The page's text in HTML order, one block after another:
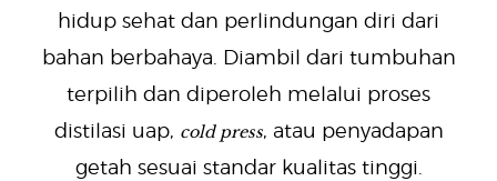
hidup sehat dan perlindungan diri dari
bahan berbahaya. Diambil dari tumbuhan
terpilih dan diperoleh melalui proses
distilasi uap, cold press, atau penyadapan
getah sesuai standar kualitas tinggi.